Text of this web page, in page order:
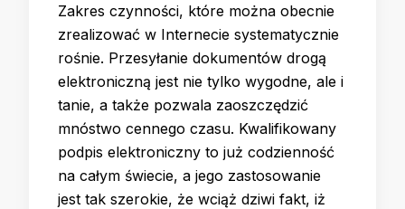
Zakres czynności, które można obecnie
zrealizować w Internecie systematycznie
rośnie. Przesyłanie dokumentów drogą
elektroniczną jest nie tylko wygodne, ale i
tanie, a także pozwala zaoszczędzić
mnóstwo cennego czasu. Kwalifikowany
podpis elektroniczny to już codzienność
na całym świecie, a jego zastosowanie
jest tak szerokie, że wciąż dziwi fakt, iż